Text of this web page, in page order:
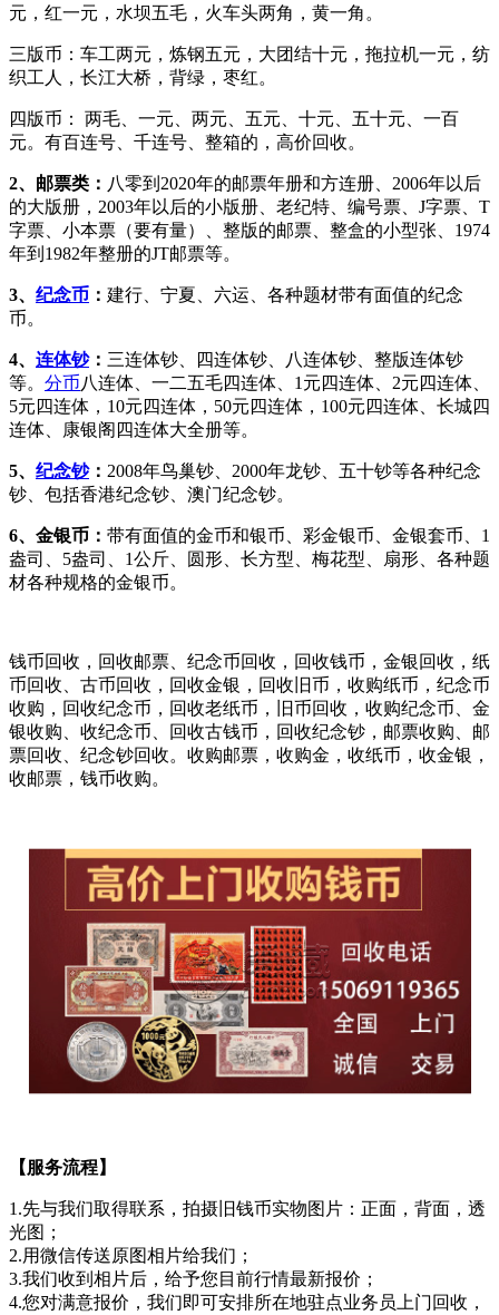
元，红一元，水坝五毛，火车头两角，黄一角。
三版币：车工两元，炼钢五元，大团结十元，拖拉机一元，纺
织工人，长江大桥，背绿，枣红。
四版币： 两毛、一元、两元、五元、十元、五十元、一百
元。有百连号、千连号、整箱的，高价回收。
2、邮票类： 八零到2020年的邮票年册和方连册、2006年以后
的大版册，2003年以后的小版册、老纪特、编号票、J字票、T
字票、小本票（要有量）、整版的邮票、整盒的小型张、1974
年到1982年整册的JT邮票等。
3、 纪念币 ： 建行、宁夏、六运、各种题材带有面值的纪念
币。
4、 连体钞： 三连体钞、四连体钞、八连体钞、整版连体钞
等。 分币八连体、一二五毛四连体、1元四连体、2元四连体、
5元四连体，10元四连体，50元四连体，100元四连体、长城四
连体、康银阁四连体大全册等。
5、 纪念钞： 2008年鸟巢钞、2000年龙钞、五十钞等各种纪念
钞、包括香港纪念钞、澳门纪念钞。
6、金银币： 带有面值的金币和银币、彩金银币、金银套币、1
盎司、5盎司、1公斤、圆形、长方型、梅花型、扇形、各种题
材各种规格的金银币。
钱币回收，回收邮票、纪念币回收，回收钱币，金银回收，纸
币回收、古币回收，回收金银，回收旧币，收购纸币，纪念币
收购，回收纪念币，回收老纸币，旧币回收，收购纪念币、金
银收购、收纪念币、回收古钱币，回收纪念钞，邮票收购、邮
票回收、纪念钞回收。收购邮票，收购金，收纸币，收金银，
收邮票，钱币收购。
【服务流程】
1.先与我们取得联系，拍摄旧钱币实物图片：正面，背面，透
光图；
2.用微信传送原图相片给我们；
3.我们收到相片后，给予您目前行情最新报价；
4.您对满意报价，我们即可安排所在地驻点业务员上门回收，